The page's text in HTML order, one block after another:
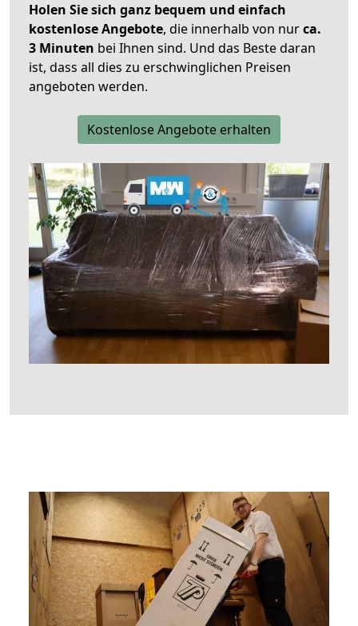
Holen Sie sich ganz bequem und einfach
kostenlose Angebote, die innerhalb von nurca.
3 Minuten bei Ihnen sind. Und das Beste daran
ist, dass all dies zu erschwinglichen Preisen
angeboten werden.
Kostenlose Angebote erhalten